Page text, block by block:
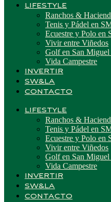
LIFESTYLE
Ranchos &
Tenis y Pádel en
Ecuestre y Polo en
Vivir entre Viñedos
Golf en San
Vida Campestre
INVERTIR
SW&LA
CONTACTO
LIFESTYLE
Ranchos &
Tenis y Pádel en
Ecuestre y Polo en
Vivir entre Viñedos
Golf en San
Vida Campestre
INVERTIR
SW&LA
CONTACTO